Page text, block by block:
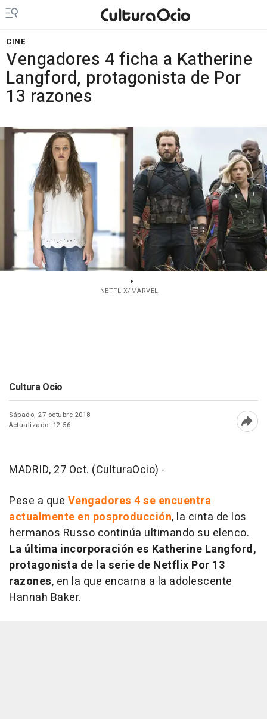
CINE
Vengadores 4 ficha a Katherine
Langford, protagonista de Por
13 razones
NETFLIX/MARVEL
Cultura Ocio
Sábado, 27 octubre 2018
Actualizado: 12:56
MADRID, 27 Oct. (CulturaOcio) -
Pese a que Vengadores 4se encuentra
actualmente en posproducción, la cinta de los
hermanos Russo continúa ultimando su elenco.
La última incorporación es Katherine Langford,
protagonista de la serie de Netflix Por 13
razones, en la que encarna a la adolescente
Hannah Baker.